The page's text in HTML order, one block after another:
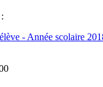
- Année scolaire